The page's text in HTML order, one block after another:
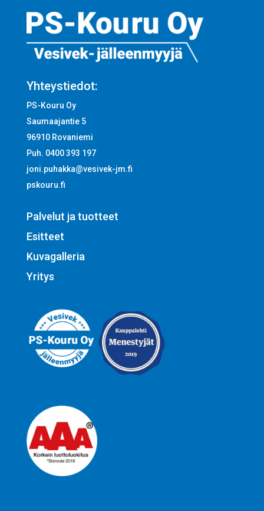
Yhteystiedot:
PS-Kouru Oy
Saumaajantie 5
96910 Rovaniemi
Puh. 0400 393 197
joni.puhakka@vesivek-jm.fi
pskouru.fi
Palvelut ja tuotteet
Esitteet
Kuvagalleria
Yritys